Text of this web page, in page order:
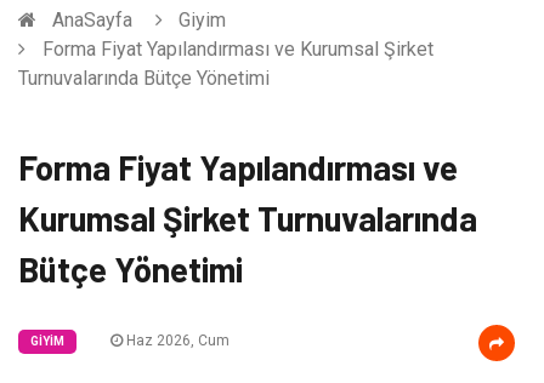
AnaSayfa
Giyim
Forma Fiyat Yapılandırması ve Kurumsal Şirket
Turnuvalarında Bütçe Yönetimi
Forma Fiyat Yapılandırması ve
Kurumsal Şirket Turnuvalarında
Bütçe Yönetimi
GIYIM Haz 2026, Cum